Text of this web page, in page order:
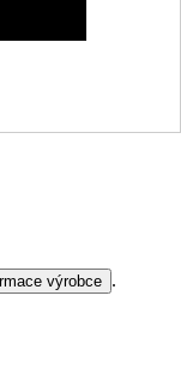
výrobce .